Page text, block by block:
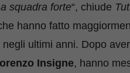
squadra forte“, chiude
hanno fatto
ultimi anni. Dopo
Insigne, hanno